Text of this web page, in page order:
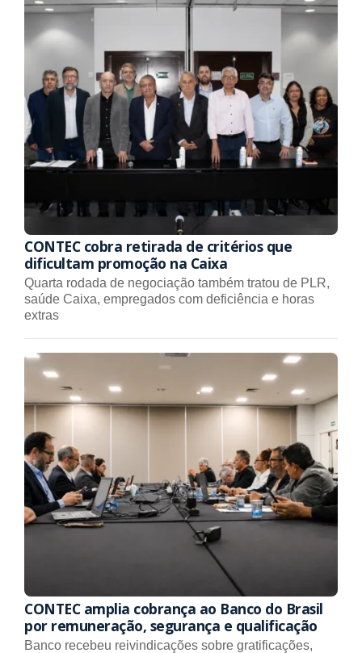
CONTEC cobra retirada de critérios que
dificultam promoção na Caixa
Quarta rodada de negociação também tratou de PLR,
saúde Caixa, empregados com deficiência e horas
extras
CONTEC amplia cobrança ao Banco do Brasil
por remuneração, segurança e qualificação
Banco recebeu reivindicações sobre gratificações,